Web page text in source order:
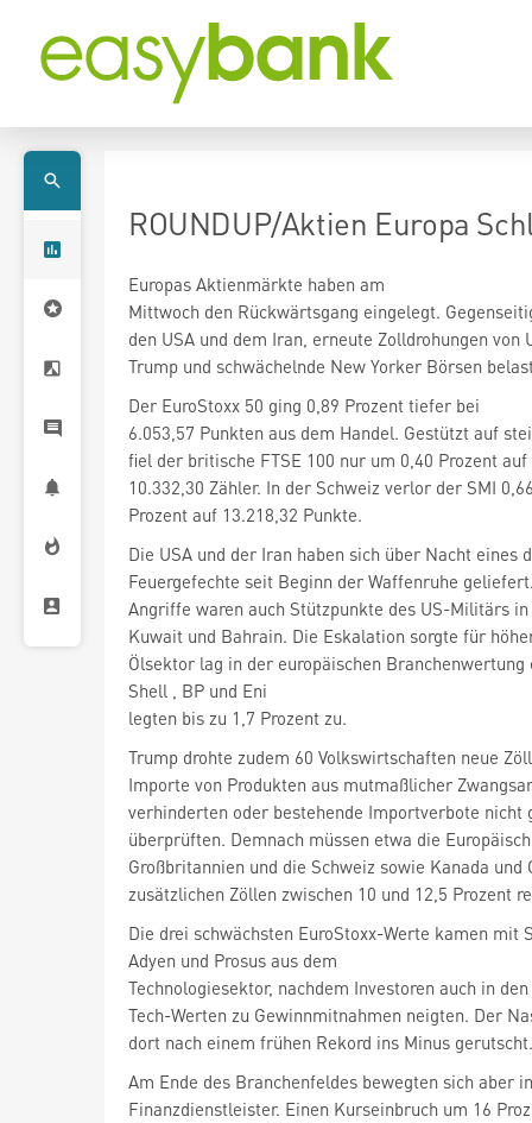
ROUNDUP/Aktien Europa
Europas Aktienmärkte haben am
Mittwoch den Rückwärtsgang eingelegt.
den USA und dem Iran, erneute Zolldrohungen von
Trump und schwächelnde New Yorker Börsen
Der EuroStoxx 50 ging 0,89 Prozent tiefer bei
6.053,57 Punkten aus dem Handel. Gestützt auf
fiel der britische FTSE 100 nur um 0,40 Prozent auf
10.332,30 Zähler. In der Schweiz verlor der SMI
Prozent auf 13.218,32 Punkte.
Die USA und der Iran haben sich über Nacht eines
Feuergefechte seit Beginn der Waffenruhe
Angriffe waren auch Stützpunkte des US-Militärs
Kuwait und Bahrain. Die Eskalation sorgte für
Ölsektor lag in der europäischen Branchenwertung
Shell , BP und Eni
legten bis zu 1,7 Prozent zu.
Trump drohte zudem 60 Volkswirtschaften neue
Importe von Produkten aus mutmaßlicher
verhinderten oder bestehende Importverbote nicht
überprüften. Demnach müssen etwa die
Großbritannien und die Schweiz sowie Kanada und
zusätzlichen Zöllen zwischen 10 und 12,5 Prozent
Die drei schwächsten EuroStoxx-Werte kamen mit
Adyen und Prosus aus dem
Technologiesektor, nachdem Investoren auch in
Tech-Werten zu Gewinnmitnahmen neigten. Der
dort nach einem frühen Rekord ins Minus gerutscht.
Am Ende des Branchenfeldes bewegten sich aber
Finanzdienstleister. Einen Kurseinbruch um 16